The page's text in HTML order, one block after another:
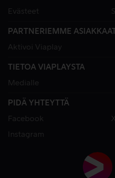
Evästeet
PARTNERIEMME
Aktivoi Viaplay
TIETOA VIAPLAYSTA
Medialle
PIDÄ YHTEYTTÄ
Facebook
Instagram